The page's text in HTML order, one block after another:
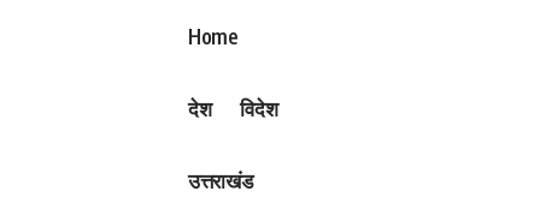
Home
देश विदेश
उत्तराखंड